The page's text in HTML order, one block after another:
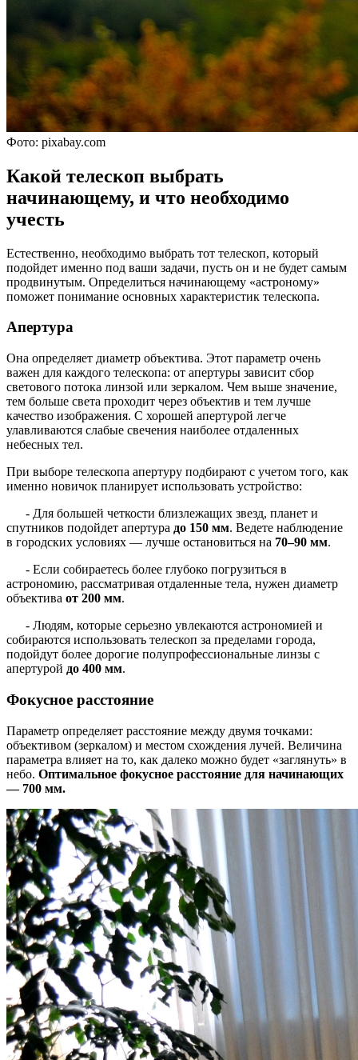
Фото: pixabay.com
Какой телескоп выбрать
начинающему, и что необходимо
учесть
Естественно, необходимо выбрать тот телескоп, который
подойдет именно под ваши задачи, пусть он и не будет самым
продвинутым. Определиться начинающему «астроному»
поможет понимание основных характеристик телескопа.
Апертура
Она определяет диаметр объектива. Этот параметр очень
важен для каждого телескопа: от апертуры зависит сбор
светового потока линзой или зеркалом. Чем выше значение,
тем больше света проходит через объектив и тем лучше
качество изображения. С хорошей апертурой легче
улавливаются слабые свечения наиболее отдаленных
небесных тел.
При выборе телескопа апертуру подбирают с учетом того, как
именно новичок планирует использовать устройство:
- Для большей четкости близлежащих звезд, планет и
спутников подойдет апертура до 150 мм. Ведете наблюдение
в городских условиях — лучше остановиться на 70–90 мм.
- Если собираетесь более глубоко погрузиться в
астрономию, рассматривая отдаленные тела, нужен диаметр
объектива от 200 мм.
- Людям, которые серьезно увлекаются астрономией и
собираются использовать телескоп за пределами города,
подойдут более дорогие полупрофессиональные линзы с
апертурой до 400 мм.
Фокусное расстояние
Параметр определяет расстояние между двумя точками:
объективом (зеркалом) и местом схождения лучей. Величина
параметра влияет на то, как далеко можно будет «заглянуть» в
небо. Оптимальное фокусное расстояние для начинающих
— 700 мм.